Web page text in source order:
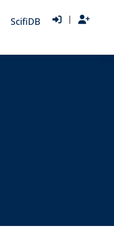
ScifiDB |